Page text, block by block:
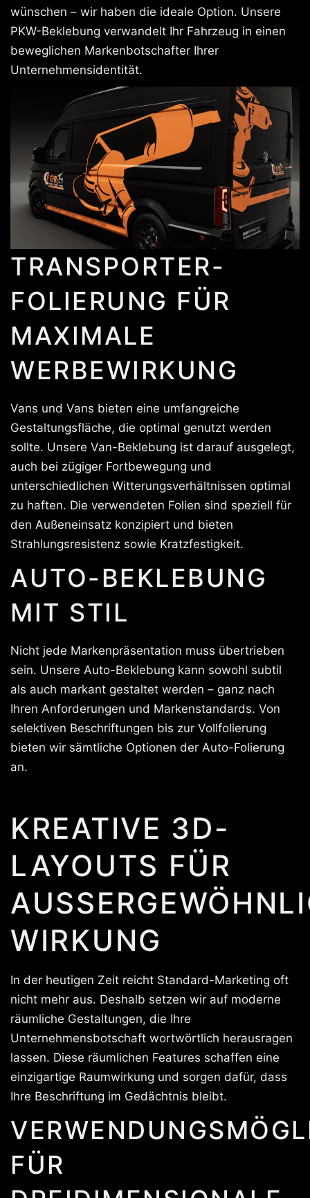
wünschen – wir haben die ideale Option. Unsere
PKW-Beklebung verwandelt Ihr Fahrzeug in einen
beweglichen Markenbotschafter Ihrer
Unternehmensidentität.
TRANSPORTER-
FOLIERUNG FÜR
MAXIMALE
WERBEWIRKUNG
Vans und Vans bieten eine umfangreiche
Gestaltungsfläche, die optimal genutzt werden
sollte. Unsere Van-Beklebung ist darauf ausgelegt,
auch bei zügiger Fortbewegung und
unterschiedlichen Witterungsverhältnissen optimal
zu haften. Die verwendeten Folien sind speziell für
den Außeneinsatz konzipiert und bieten
Strahlungsresistenz sowie Kratzfestigkeit.
AUTO-BEKLEBUNG
MIT STIL
Nicht jede Markenpräsentation muss übertrieben
sein. Unsere Auto-Beklebung kann sowohl subtil
als auch markant gestaltet werden – ganz nach
Ihren Anforderungen und Markenstandards. Von
selektiven Beschriftungen bis zur Vollfolierung
bieten wir sämtliche Optionen der Auto-Folierung
an.
KREATIVE 3D-
LAYOUTS FÜR
IRKUNG
In der heutigen Zeit reicht Standard-Marketing oft
nicht mehr aus. Deshalb setzen wir auf moderne
räumliche Gestaltungen, die Ihre
Unternehmensbotschaft wortwörtlich herausragen
lassen. Diese räumlichen Features schaffen eine
einzigartige Raumwirkung und sorgen dafür, dass
Ihre Beschriftung im Gedächtnis bleibt.
FÜR